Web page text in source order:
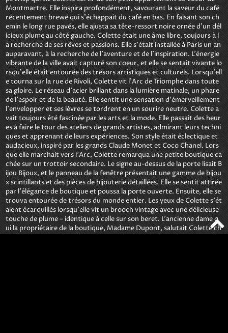
Montmartre. Elle inspira profondément, savourant la saveur du café
récentement brewé qui s'échappait du café en bas. En faisant son ch
emin le long rue pavés, elle ajusta sa tête-ressort noire ornée d'un dél
icieux plume au côté gauche. Colette était une âme libre, toujours à l
a recherche de ses rêves et passions. Elle s'était installée à Paris un an
auparavant, à la recherche de l'aventure et de l'inspiration. L'énergie
vibrante de la ville avait capturé son coeur, et elle se sentait vivante lo
rsqu'elle était entourée des trésors artistiques et culturels. Lorsqu'ell
e tourna sur la rue de Rivoli, Colette vit l'Arc de Triomphe dans toute
sa gloire. Le réseau d'acier brillant dans la lumière matinale, un phare
de l'espoir et de la beauté. Elle sentit une sensation d'émerveillement
l'envelopper et ses lèvres se tordrent en un sourire neutre. Colette a
vait toujours été fascinée par les arts et la mode. Elle passait des heur
es à faire le tour des ateliers de grands artistes, admirant leurs techni
ques et apprenant de leurs expériences. Son style était éclectique et
audacieux, inspiré par les grands Claude Monet et Coco Chanel. Lors
que elle marchait vers l'Arc, Colette remarqua une petite boutique ca
chée sur un trottoir secondaire. Le signe au-dessus de la porte lisait B
ijou Bijoux, et le panneau de la fenêtre présentait une gamme de bijou
x scintillants et des pièces de bijouterie détaillées. Elle se sentit attirée
par l'élégance de boutique et poussa la porte ouverte. Ensuite, elle se
trouva entourée de trésors du monde entier. Les yeux de Colette s'ét
aient écarquillés lorsqu'elle vit un brooch vintage avec une délicieuse
touche de plume – identique à celle sur son beret. L'ancienne dame q
ui la propriétaire de la boutique, Madame Dupont, salutait Colette ch
aleureusement et lui offrait une gorgée de la plus fine champagne fra